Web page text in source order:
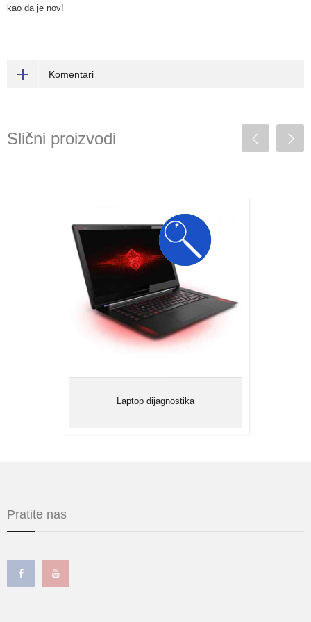
kao da je nov!
Komentari
Slični proizvodi
Laptop dijagnostika
Laptop dijagnostika
Mnogo toga se dešava unutar vašeg
laptopa dok je uključen, ali s’ vremena na
vreme , stvari mogu prestati da rade
onako kako bi trebalo...
Pratite nas